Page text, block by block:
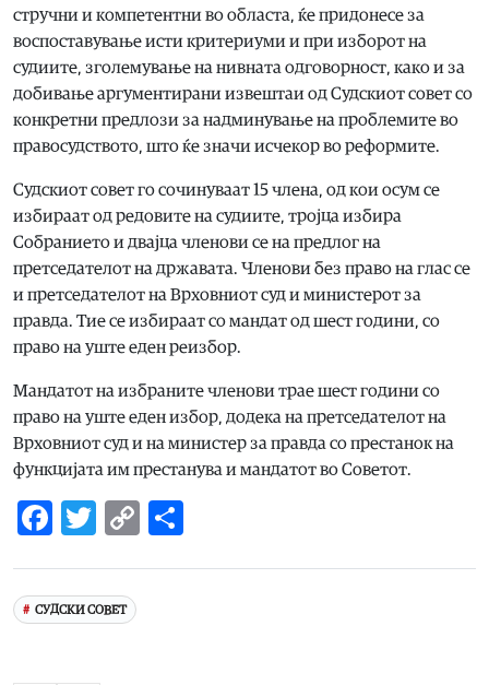
стручни и компетентни во областа, ќе придонесе за
воспоставување исти критериуми и при изборот на
судиите, зголемување на нивната одговорност, како и за
добивање аргументирани извештаи од Судскиот совет со
конкретни предлози за надминување на проблемите во
правосудството, што ќе значи исчекор во реформите.
Судскиот совет го сочинуваат 15 члена, од кои осум се
избираат од редовите на судиите, тројца избира
Собранието и двајца членови се на предлог на
претседателот на државата. Членови без право на глас се
и претседателот на Врховниот суд и министерот за
правда. Тие се избираат со мандат од шест години, со
право на уште еден реизбор.
Мандатот на избраните членови трае шест години со
право на уште еден избор, додека на претседателот на
Врховниот суд и на министер за правда со престанок на
функцијата им престанува и мандатот во Советот.
Facebook
Twitter
Copy
СУДСКИ СОВЕТ